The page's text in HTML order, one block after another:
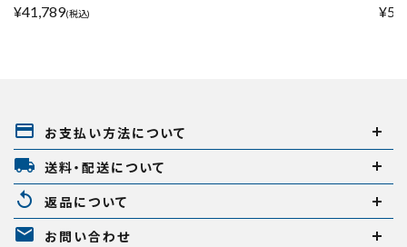
¥41,789(税込) ¥
payment お支払い方法について
local_shipping 送料・配送について
replay 返品について
mail お問い合わせ